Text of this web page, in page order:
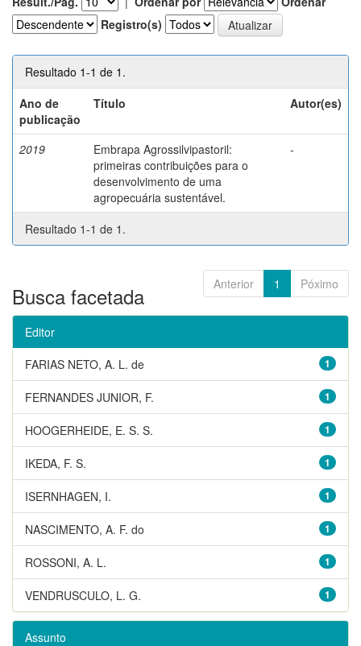
Registro(s)
Resultado 1-1 de 1.
Ano de
publicação
Título Autor(es)
2019
Embrapa Agrossilvipastoril:
primeiras contribuições para o
desenvolvimento de uma
agropecuária sustentável.
-
Resultado 1-1 de 1.
Anterior 1 Póximo
Busca facetada
Editor
1
FARIAS NETO, A. L. de
1
FERNANDES JUNIOR, F.
1
HOOGERHEIDE, E. S. S.
1
IKEDA, F. S.
1
ISERNHAGEN, I.
1
NASCIMENTO, A. F. do
1
ROSSONI, A. L.
1
VENDRUSCULO, L. G.
Assunto